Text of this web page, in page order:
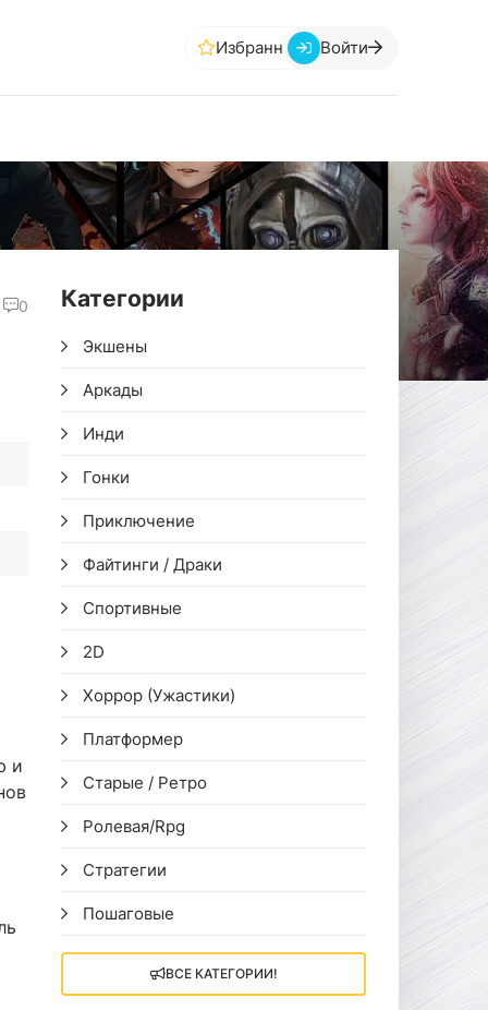
Избранное Войти
0
и
Категории
Экшены
Аркады
Инди
Гонки
Приключение
Файтинги / Драки
Спортивные
2D
Хоррор (Ужастики)
Платформер
Старые / Ретро
Ролевая/Rpg
Стратегии
Пошаговые
ВСЕ КАТЕГОРИИ!